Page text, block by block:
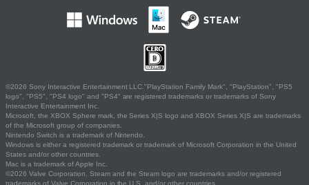
©2026 Sony Interactive Entertainment LLC."PlayStation Family Mark", "PlayStation", "PS5
logo", "PS5", "PS4 logo" and "PS4" are registered trademarks or trademarks of Sony
Interactive Entertainment Inc.
Microsoft, the XBOX Sphere mark, the Series X|S logo and XBOX Series X|S are trademarks
of the Microsoft group of companies.
Nintendo Switch is a trademark of Nintendo.
Windows is either a registered trademark or trademark of Microsoft Corporation in the United
States and/or other countries.
Mac is a trademark of Apple Inc.
©2026 Valve Corporation. Steam and the Steam logo are trademarks and/or registered
trademarks of Valve Corporation in the U.S. and/or other countries.